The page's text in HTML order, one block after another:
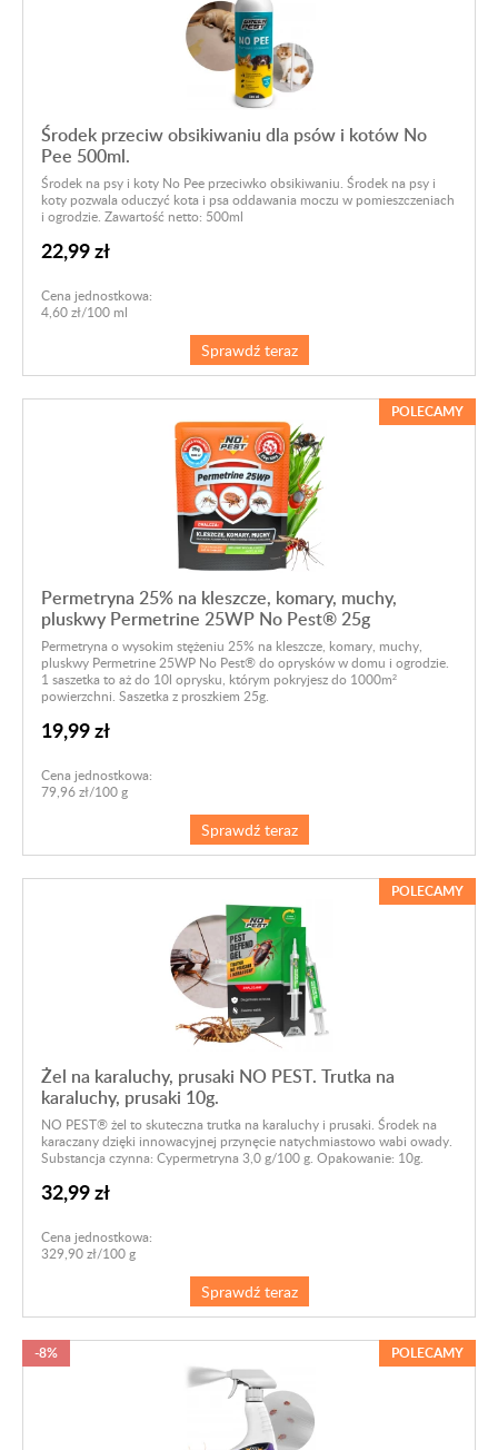
Środek przeciw obsikiwaniu dla psów i kotów No
Pee 500ml.
Środek na psy i koty No Pee przeciwko obsikiwaniu. Środek na psy i
koty pozwala oduczyć kota i psa oddawania moczu w pomieszczeniach
i ogrodzie. Zawartość netto: 500ml
22,99 zł
Cena jednostkowa:
4,60 zł/100 ml
Sprawdź teraz
Permetryna 25% na kleszcze, komary, muchy,
pluskwy Permetrine 25WP No Pest® 25g
POLECAMY
Permetryna o wysokim stężeniu 25% na kleszcze, komary, muchy,
pluskwy Permetrine 25WP No Pest® do oprysków w domu i ogrodzie.
1 saszetka to aż do 10l oprysku, którym pokryjesz do 1000m²
powierzchni. Saszetka z proszkiem 25g.
19,99 zł
Cena jednostkowa:
79,96 zł/100 g
Sprawdź teraz
Żel na karaluchy, prusaki NO PEST. Trutka na
karaluchy, prusaki 10g.
POLECAMY
NO PEST® żel to skuteczna trutka na karaluchy i prusaki. Środek na
karaczany dzięki innowacyjnej przynęcie natychmiastowo wabi owady.
Substancja czynna: Cypermetryna 3,0 g/100 g. Opakowanie: 10g.
32,99 zł
Cena jednostkowa:
329,90 zł/100 g
Sprawdź teraz
-8% POLECAMY